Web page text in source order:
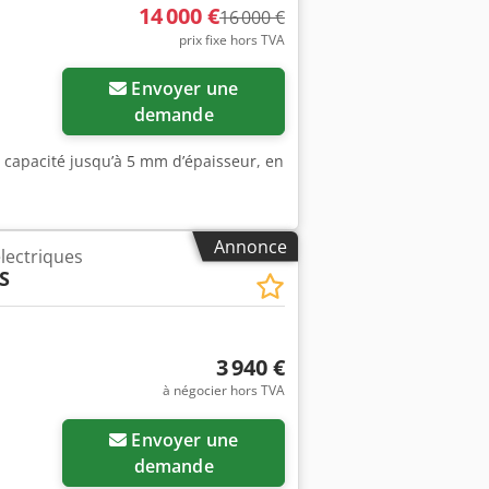
continue à l'avant - Presseurs
hydraulique protégé contre les
maintien de la tôle en hauteur -
avec fonction de levage - Bras
(1500 / 2000 / 3000 mm) - Butée
M15S - Conformité CE
14 000 €16 000 €
prix fixe hors TVA
demande
jusqu’à 5 mm d’épaisseur, en
Annonce
Demander plus
S
3 940 €
à négocier hors TVA
demande